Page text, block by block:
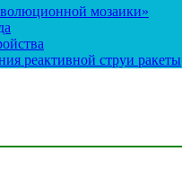
мозаики»
реактивной струи ракеты